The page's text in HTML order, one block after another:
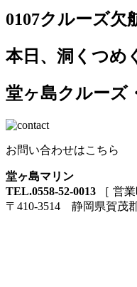
0107クルーズ欠
本日、洞くつめ
堂ヶ島クルーズ
お問い合わせはこちら
堂ヶ島マリン
TEL.0558-52-0013
［ 営
〒410-3514 静岡県賀茂